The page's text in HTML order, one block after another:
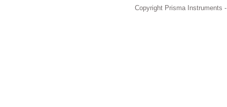
Copyright Prisma Instruments